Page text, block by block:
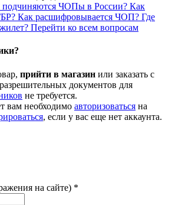
ЧОПы в России? Как
Как расшифровывается ЧОП? Где
Перейти ко всем вопросам
прийти в магазин или заказать с
документов для
не требуется.
вам необходимо авторизоваться на
, если у вас еще нет аккаунта.
на сайте) *